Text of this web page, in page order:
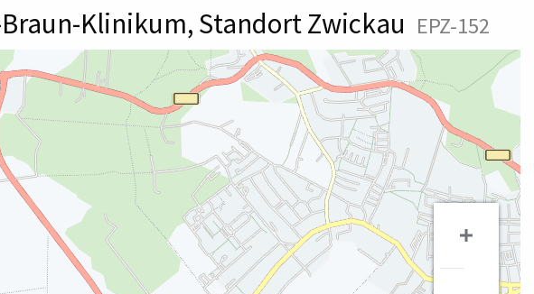
Klinikum, Standort Zwickau EPZ-152